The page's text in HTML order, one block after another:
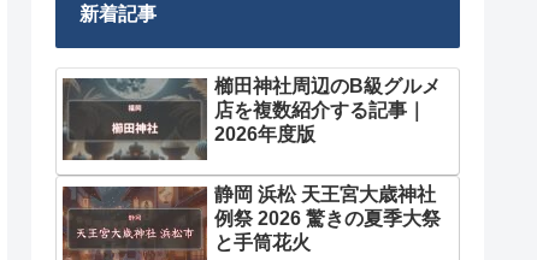
新着記事
櫛田神社周辺のB級グルメ
店を複数紹介する記事｜
2026年度版
静岡 浜松 天王宮大歳神社
例祭 2026 驚きの夏季大祭
と手筒花火